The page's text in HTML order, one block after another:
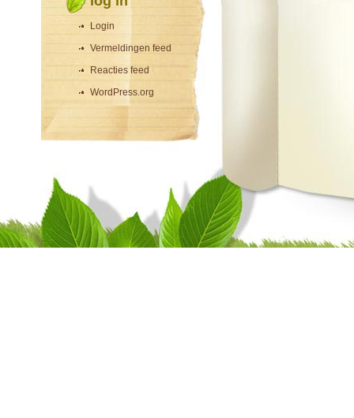
Login
Vermeldingen feed
Reacties feed
WordPress.org